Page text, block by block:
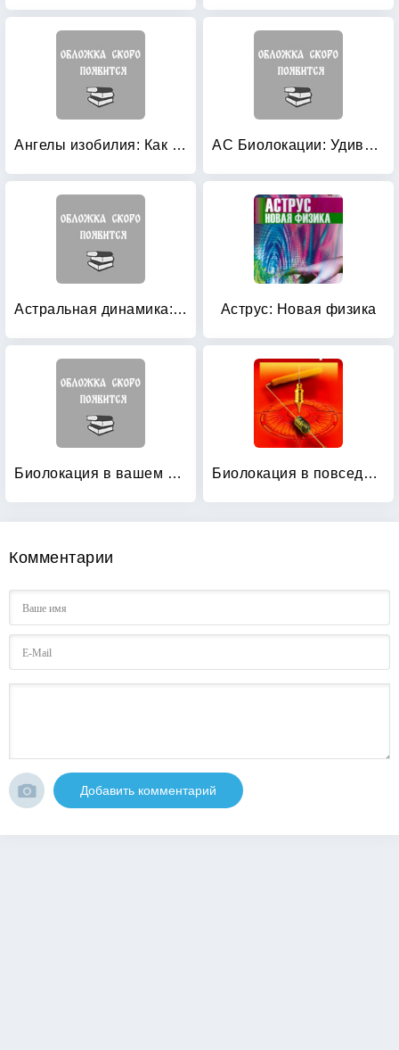
Ангелы изобилия: Как получать небесную поддержку для достижения всех жизненных целей АС Биолокации: Удивительные перемещения в Пространстве-Времени. Русская эпопея
Астральная динамика: Теория и практика внетелесного опыта Аструс: Новая физика
Биолокация в вашем доме: Использование рамки и маятника в домашнем быту Биолокация в повседневной жизни
Комментарии